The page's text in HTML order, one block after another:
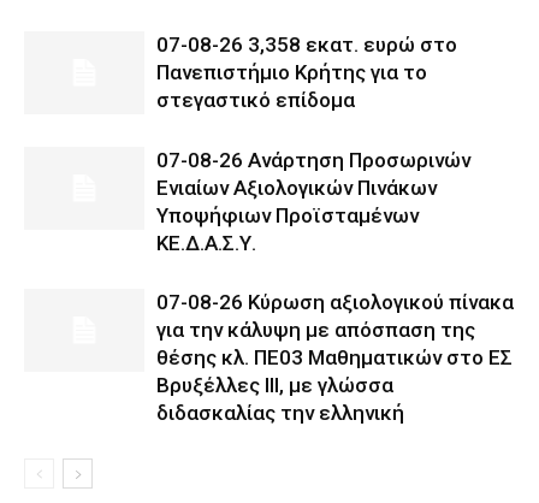
07-08-26 3,358 εκατ. ευρώ στο
Πανεπιστήμιο Κρήτης για το
στεγαστικό επίδομα
07-08-26 Ανάρτηση Προσωρινών
Ενιαίων Αξιολογικών Πινάκων
Υποψήφιων Προϊσταμένων
ΚΕ.Δ.Α.Σ.Υ.
07-08-26 Κύρωση αξιολογικού πίνακα
για την κάλυψη με απόσπαση της
θέσης κλ. ΠΕ03 Μαθηματικών στο ΕΣ
Βρυξέλλες ΙΙΙ, με γλώσσα
διδασκαλίας την ελληνική